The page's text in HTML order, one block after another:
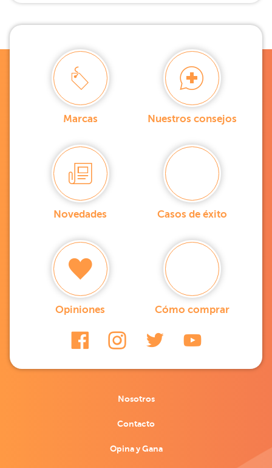
Marcas Nuestros consejos
Novedades Casos de éxito
Opiniones Cómo comprar
Nosotros
Contacto
Opina y Gana